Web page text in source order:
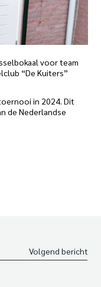
voor team
“De Kuiters”
in 2024. Dit
de Nederlandse
Volgend bericht